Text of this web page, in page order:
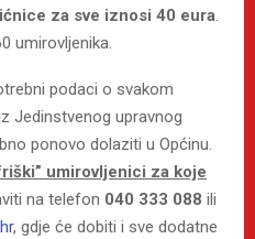
za sve iznosi 40 eura.
umirovljenika.
podaci o svakom
Jedinstvenog upravnog
ponovo dolaziti u Općinu.
umirovljenici za koje
na telefon 040 333 088 ili
, gdje će dobiti i sve dodatne